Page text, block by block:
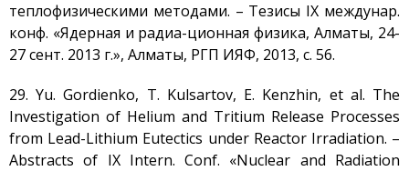
теплофизическими методами. – Тезисы IX междунар.
конф. «Ядерная и радиа-ционная физика, Алматы, 24-
27 сент. 2013 г.», Алматы, РГП ИЯФ, 2013, с. 56.
29. Yu. Gordienko, T. Kulsartov, E. Kenzhin, et al. The
Investigation of Helium and Tritium Release Processes
from Lead-Lithium Eutectics under Reactor Irradiation. –
Abstracts of IX Intern. Conf. «Nuclear and Radiation